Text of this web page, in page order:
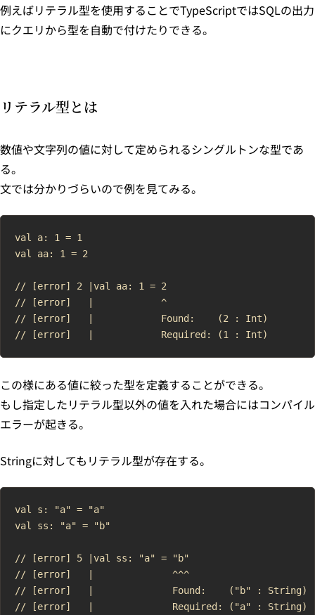
例えばリテラル型を使用することでTypeScriptではSQLの出力
にクエリから型を自動で付けたりできる。
リテラル型とは
数値や文字列の値に対して定められるシングルトンな型であ
る。
文では分かりづらいので例を見てみる。
val a: 1 = 1
val aa: 1 = 2
// [error] 2 |val aa: 1 = 2
// [error]   |            ^
// [error]   |            Found:    (2 : Int)
この様にある値に絞った型を定義することができる。
もし指定したリテラル型以外の値を入れた場合にはコンパイル
エラーが起きる。
Stringに対してもリテラル型が存在する。
val s: "a" = "a"
val ss: "a" = "b"
// [error] 5 |val ss: "a" = "b"
// [error]   |              ^^^
// [error]   |              Found:    ("b" : String)